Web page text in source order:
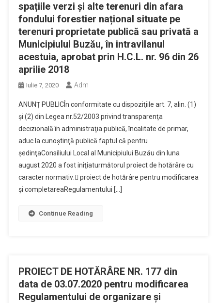
spațiile verzi și alte terenuri din afara
fondului forestier național situate pe
terenuri proprietate publică sau privată a
Municipiului Buzău, în intravilanul
acestuia, aprobat prin H.C.L. nr. 96 din 26
aprilie 2018
Iulie 7, 2020 Adm
ANUNȚ PUBLICÎn conformitate cu dispoziţiile art. 7, alin. (1)
și (2) din Legea nr.52/2003 privind transparenţa
decizională în administraţia publică, încalitate de primar,
aduc la cunoştinţă publică faptul că pentru
şedinţaConsiliului Local al Municipiului Buzău din luna
august 2020 a fost iniţiaturmătorul proiect de hotărâre cu
caracter normativ: proiect de hotărâre pentru modificarea
și completareaRegulamentului […]
Continue Reading
PROIECT DE HOTĂRÂRE NR. 177 din
data de 03.07.2020 pentru modificarea
Regulamentului de organizare și